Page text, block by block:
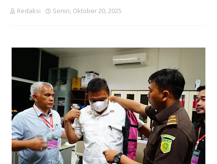
Redaksi Senin, Oktober 20, 2025